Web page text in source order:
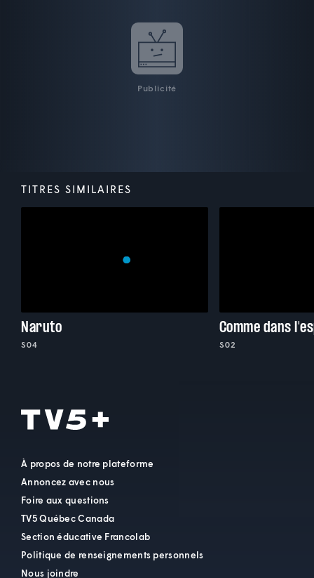
Publicité
TITRES SIMILAIRES
Naruto
S04
Comme dans
S02
À propos de notre plateforme
Annoncez avec nous
Foire aux questions
TV5 Québec Canada
Section éducative Francolab
Politique de renseignements personnels
Nous joindre